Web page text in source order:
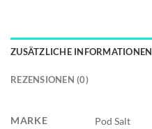
ZUSÄTZLICHE INFORMATIONEN
REZENSIONEN (0)
MARKE Pod Salt